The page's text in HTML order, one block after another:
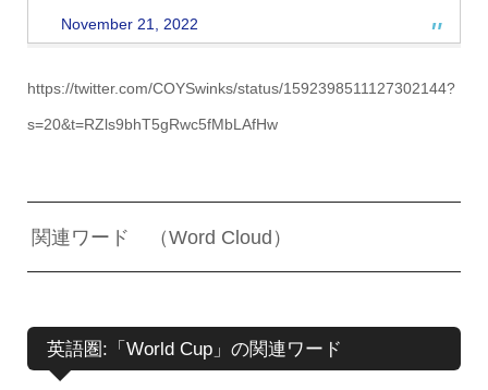
November 21, 2022
https://twitter.com/COYSwinks/status/1592398511127302144?
s=20&t=RZls9bhT5gRwc5fMbLAfHw
関連ワード （Word Cloud）
英語圏:「World Cup」の関連ワード